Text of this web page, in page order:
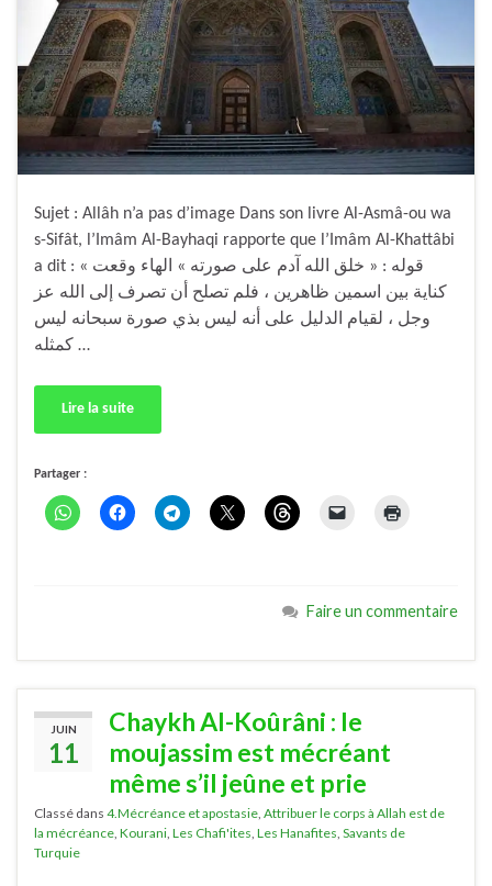
Sujet : Allâh n’a pas d’image Dans son livre Al-Asmâ-ou wa
s-Sifât, l’Imâm Al-Bayhaqi rapporte que l’Imâm Al-Khattâbi
a dit : « قوله : « خلق الله آدم على صورته » الهاء وقعت
كناية بين اسمين ظاهرين ، فلم تصلح أن تصرف إلى الله عز
وجل ، لقيام الدليل على أنه ليس بذي صورة سبحانه ليس
كمثله …
Lire la suite
Partager :
Faire un commentaire
JUIN
11
Chaykh Al-Koûrâni : le
moujassim est mécréant
même s’il jeûne et prie
Classé dans 4.Mécréance et apostasie, Attribuer le corps à Allah est de
la mécréance, Kourani, Les Chafi'ites, Les Hanafites, Savants de
Turquie